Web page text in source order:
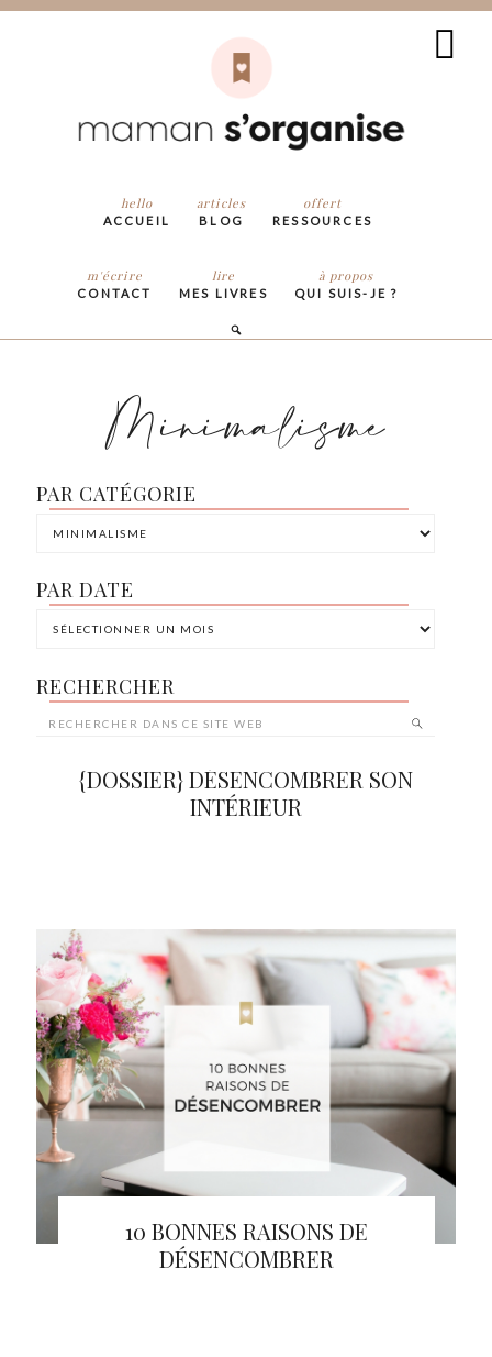
hello
ACCUEIL
articles
BLOG
offert
RESSOURCES
m'écrire
CONTACT
lire
MES LIVRES
à propos
QUI SUIS-JE ?
Minimalisme
PAR CATÉGORIE
PAR DATE
RECHERCHER
{DOSSIER} DÉSENCOMBRER SON
INTÉRIEUR
10 BONNES RAISONS DE
DÉSENCOMBRER